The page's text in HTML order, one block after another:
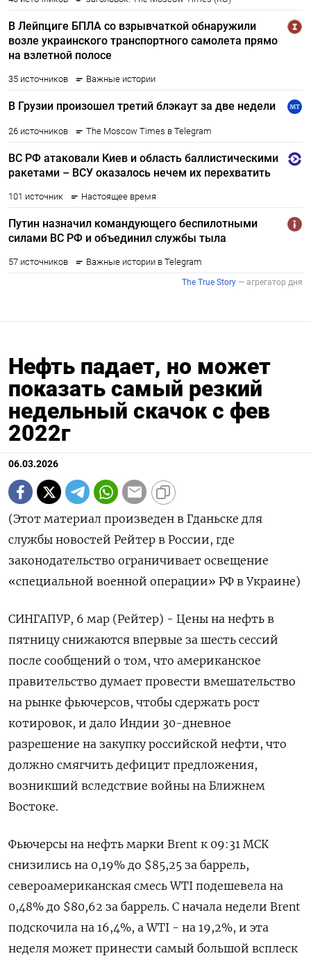
Нефть падает, но может
показать самый резкий
недельный скачок с фев
2022г
06.03.2026
(Этот материал произведен в Гданьске для
службы новостей Рейтер в России, где
законодательство ограничивает освещение
«специальной военной операции» РФ в Украине)
СИНГАПУР, 6 мар (Рейтер) - Цены на ‌нефть в
пятницу снижаются впервые за шесть сессий
после сообщений о том, что американское
правительство думает провести вмешательство
на рынке фьючерсов, чтобы сдержать рост
котировок, ​и дало Индии 30-дневное
разрешение ​на закупку российской ​нефти, что
⁠должно смягчить дефицит предложения,
возникший вследствие войны на Ближнем
Востоке.
Фьючерсы ‌на нефть марки Brent к ‌09:31 МСК
снизились на 0,19% до $85,25 за баррель,
североамериканская смесь WTI подешевела на
0,48% ​до $80,62 за баррель. С начала недели Brent
подскочила на 16,4%, ‌а WTI - на 19,2%, и эта
неделя может принести самый большой ​всплеск